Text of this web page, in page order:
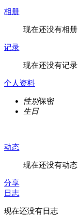
相册
现在还没有相册
记录
现在还没有记录
个人资料
性别保密
生日
动态
现在还没有动态
分享
日志
现在还没有日志